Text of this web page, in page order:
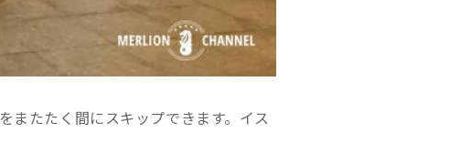
をまたたく間にスキップできます。イス